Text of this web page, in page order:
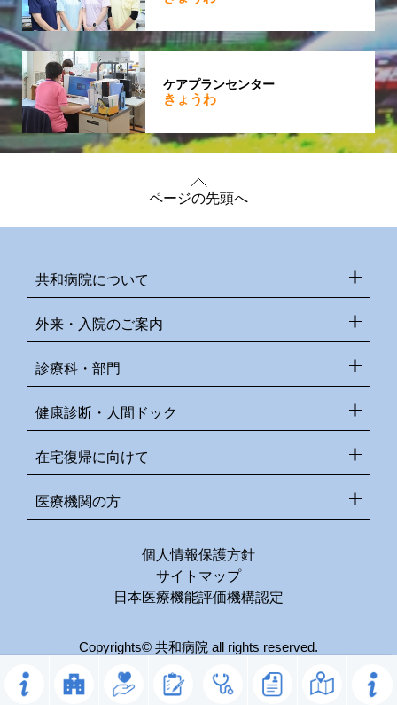
ケアプランセンター
きょうわ
ページの先頭へ
共和病院について
外来・入院のご案内
診療科・部門
健康診断・人間ドック
在宅復帰に向けて
医療機関の方
個人情報保護方針
サイトマップ
日本医療機能評価機構認定
Copyrights© 共和病院 all rights reserved.